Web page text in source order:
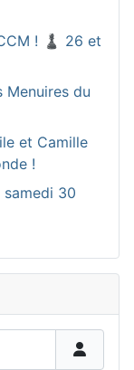
! ♟️ 26 et
Menuires du
et Camille
!
30